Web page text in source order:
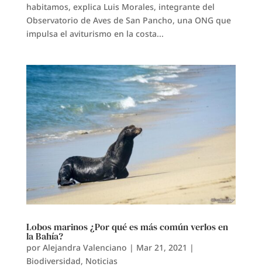
habitamos, explica Luis Morales, integrante del
Observatorio de Aves de San Pancho, una ONG que
impulsa el aviturismo en la costa...
Lobos marinos ¿Por qué es más común verlos en
la Bahía?
por Alejandra Valenciano | Mar 21, 2021 |
Biodiversidad, Noticias